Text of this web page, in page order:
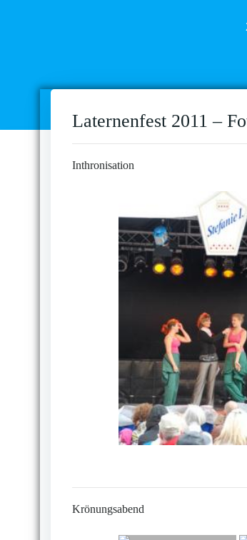
Laternenfest 2011 –
Inthronisation
Krönungsabend